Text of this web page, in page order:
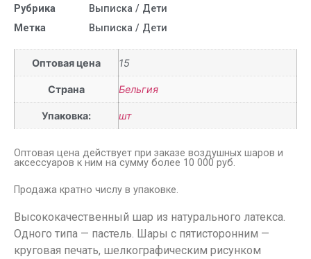
Рубрика
Выписка / Дети
Метка
Выписка / Дети
Оптовая цена 15
Страна Бельгия
Упаковка: шт
Оптовая цена действует при заказе воздушных шаров и
аксессуаров к ним на сумму более 10 000 руб.
Продажа кратно числу в упаковке.
Высококачественный шар из натурального латекса.
Одного типа — пастель. Шары с пятисторонним —
круговая печать, шелкографическим рисунком